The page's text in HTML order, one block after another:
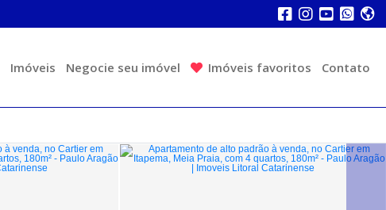
Imóveis Negocie seu imóvel Imóveis favoritos Contato